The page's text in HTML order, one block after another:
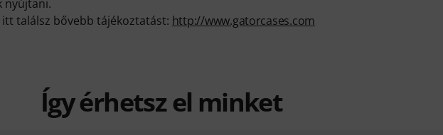
nyújtani.
találsz bővebb tájékoztatást: http://www.gatorcases.com
Így érhetsz el minket